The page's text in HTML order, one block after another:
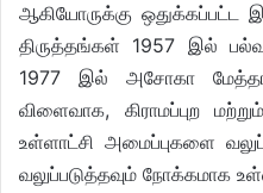
ஆகியோருக்கு ஒதுக்கப்பட்ட
திருத்தங்கள் 1957 இல்
1977 இல் அசோகா மேத்தா
விளைவாக, கிராமப்புற
உள்ளாட்சி அமைப்புகளை
வலுப்படுத்தவும் நோக்கமாக